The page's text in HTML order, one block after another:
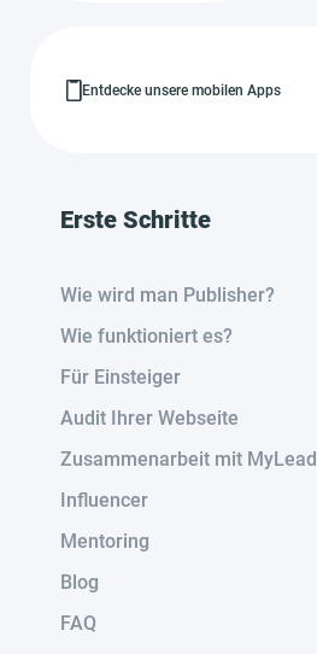
Entdecke unsere mobilen Apps
Erste Schritte
Wie wird man Publisher?
Wie funktioniert es?
Für Einsteiger
Audit Ihrer Webseite
Zusammenarbeit mit MyLead
Influencer
Mentoring
Blog
FAQ